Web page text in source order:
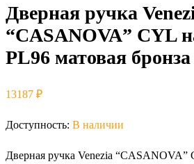
Дверная ручка
“CASANOVA” CYL
PL96 матовая бронза
13187 ₽
Доступность: В наличии
Дверная ручка Venezia “CASANOVA”